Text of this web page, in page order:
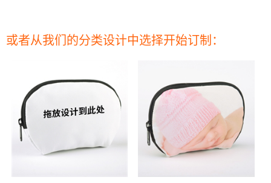
或者从我们的分类设计中选择开始订制：